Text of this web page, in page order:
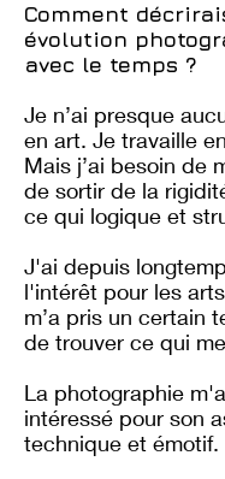
Comment
évolution
avec le temps ?
Je n’ai presque
en art. Je travaille
Mais j’ai besoin de
de sortir de la
ce qui logique et
J'ai depuis
l'intérêt pour les
m’a pris un certain
de trouver ce qui
La photographie
intéressé pour son
technique et émotif.